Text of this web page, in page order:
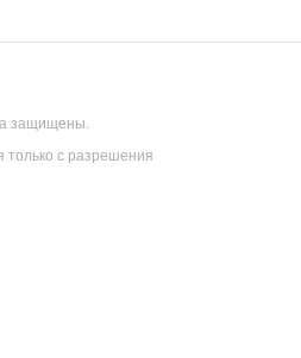
защищены.
только с разрешения